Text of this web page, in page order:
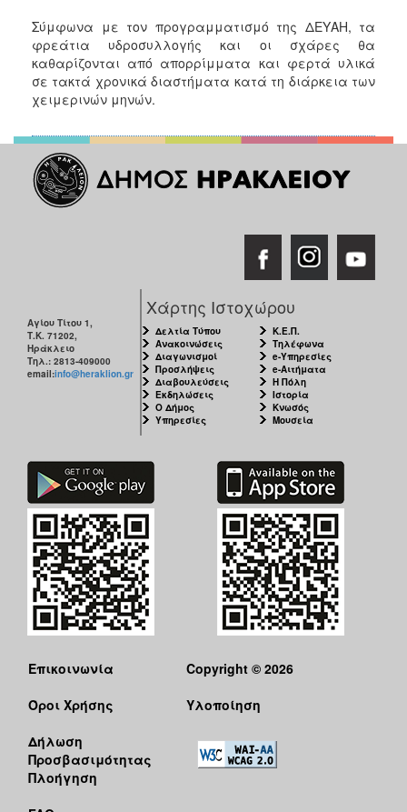
ΠΟΛΗΣύμφωνα με τον προγραμματισμό της ΔΕΥΑΗ, τα
φρεάτια υδροσυλλογής και οι σχάρες θα
καθαρίζονται από απορρίμματα και φερτά υλικά
σε τακτά χρονικά διαστήματα κατά τη διάρκεια των
χειμερινών μηνών.
Αγίου Τίτου 1,
Τ.Κ. 71202,
Ηράκλειο
Τηλ.: 2813-409000
email:info@heraklion.gr
Χάρτης Ιστοχώρου
Δελτία Τύπου
Ανακοινώσεις
Διαγωνισμοί
Προσλήψεις
Διαβουλεύσεις
Εκδηλώσεις
Ο Δήμος
Υπηρεσίες
Κ.Ε.Π.
Τηλέφωνα
e-Υπηρεσίες
e-Αιτήματα
Η Πόλη
Ιστορία
Κνωσός
Μουσεία
Επικοινωνία
Όροι Χρήσης
Δήλωση
Προσβασιμότητας
Πλοήγηση
Copyright © 2026
Υλοποίηση